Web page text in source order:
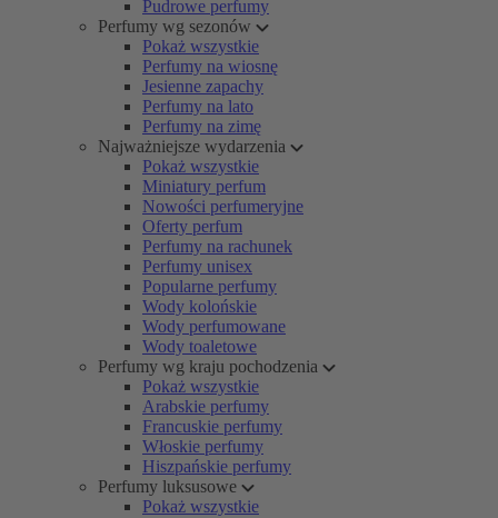
Pudrowe perfumy
Perfumy wg sezonów
Pokaż wszystkie
Perfumy na wiosnę
Jesienne zapachy
Perfumy na lato
Perfumy na zimę
Najważniejsze wydarzenia
Pokaż wszystkie
Miniatury perfum
Nowości perfumeryjne
Oferty perfum
Perfumy na rachunek
Perfumy unisex
Popularne perfumy
Wody kolońskie
Wody perfumowane
Wody toaletowe
Perfumy wg kraju pochodzenia
Pokaż wszystkie
Arabskie perfumy
Francuskie perfumy
Włoskie perfumy
Hiszpańskie perfumy
Perfumy luksusowe
Pokaż wszystkie